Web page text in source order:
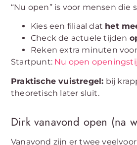
“Nu open” is voor mensen
Kies een filiaal dat het
Check de actuele tijden
Reken extra minuten
Startpunt: Nu open
Praktische vuistregel: bij
theoretisch later sluit.
Dirk vanavond open (na
Vanavond zijn er twee